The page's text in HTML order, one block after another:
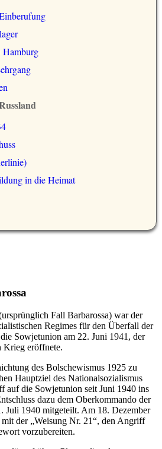
Hamburg
in die Heimat
Fall Barbarossa) war der
Regimes für den Überfall der
Sowjetunion am 22. Juni 1941, der
Krieg eröffnete.
des Bolschewismus 1925 zu
Hauptziel des Nationalsozialismus
auf die Sowjetunion seit Juni 1940 ins
dazu dem Oberkommando der
Juli 1940 mitgeteilt. Am 18. Dezember
der Weisung Nr. 21 , den Angriff
vorzubereiten.